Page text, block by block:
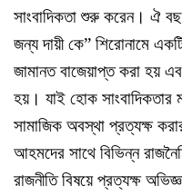
সাংবাদিকতা শুরু করেন। ঐ
জন্য দায়ী কে” শিরোনামে
জামানত বাজেয়াপ্ত করা হয়
হয়। যাই হোক সাংবাদিকতার
সামাজিক অবস্থা প্রত্যক্ষ
আহমদের সাথে বিভিন্ন
রাজনীতি বিষয়ে প্রত্যক্ষ